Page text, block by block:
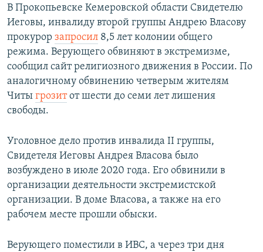
Все сайты РСЕ/РС
В Прокопьевске Кемеровской области Свидетелю
Иеговы, инвалиду второй группы Андрею Власову
прокурор запросил 8,5 лет колонии общего
режима. Верующего обвиняют в экстремизме,
сообщил сайт религиозного движения в России. По
аналогичному обвинению четверым жителям
Читы грозитот шести до семи лет лишения
свободы.
Уголовное дело против инвалида II группы,
Свидетеля Иеговы Андрея Власова было
возбуждено в июле 2020 года. Его обвинили в
организации деятельности экстремистской
организации. В доме Власова, а также на его
рабочем месте прошли обыски.
Верующего поместили в ИВС, а через три дня